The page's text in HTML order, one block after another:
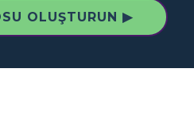
OLUŞTURUN ▶